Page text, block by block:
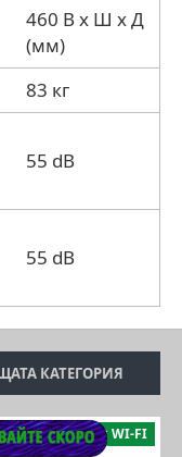
460 В x Ш x Д
(мм)
83 кг
55 dB
55 dB
КАТЕГОРИЯ
WI-FI